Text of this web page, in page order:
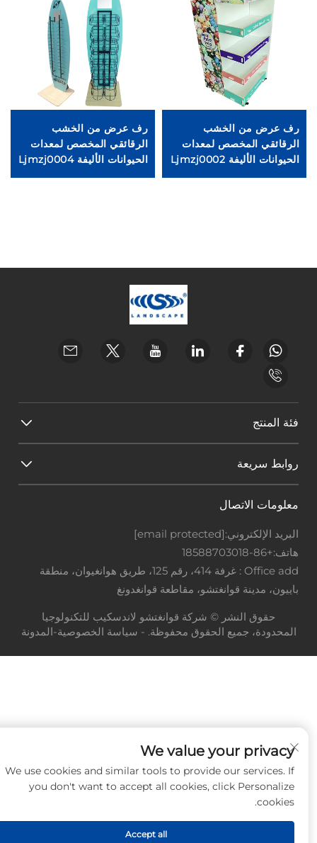
رف عرض من الخشب
الرقائقي المخصص لمعدات
الحيوانات الأليفة Ljmzj0002
رف عرض من الخشب
الرقائقي المخصص لمعدات
الحيوانات الأليفة Ljmzj0004
فئة المنتج
روابط سريعة
معلومات الاتصال
البريد الإلكتروني:[email protected]
هاتف:+86-18588703018
Office add : غرفة 414، رقم 125، طريق هوانغيوان، منطقة
باييون، مدينة قوانغتشو، مقاطعة قوانغدونغ
حقوق النشر © شركة قوانغتشو لاندسكيب للتكنولوجيا
المحدودة، جميع الحقوق محفوظة. - سياسة الخصوصية-المدونة
We value your privacy
We use cookies and similar tools to provide our services. If
you don't want to accept all cookies, click Personalize
cookies.
Accept all